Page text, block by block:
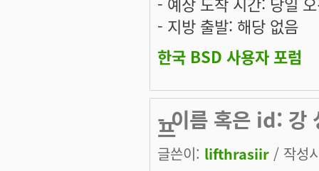
- 지방 출발: 해당 없음
한국 BSD 사용자 포럼
- 이름 혹은 id: 강
프
글쓴이: lifthrasiir / 작성